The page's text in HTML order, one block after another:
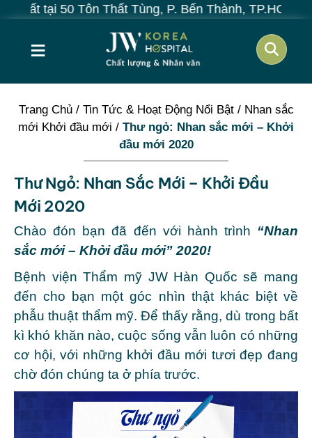
tại 50 Tôn Thất Tùng, P. Bến Thành, TP.HCM
≡
Trang Chủ/ Tin Tức & Hoạt Động Nổi Bật/ Nhan sắc
mới Khởi đầu mới / Thư ngỏ: Nhan sắc mới – Khởi
đầu mới 2020
Thư Ngỏ: Nhan Sắc Mới – Khởi Đầu
Mới 2020
Chào đón bạn đã đến với hành trình “Nhan
sắc mới – Khởi đầu mới” 2020!
Bệnh viện Thẩm mỹ JW Hàn Quốc sẽ mang
đến cho bạn một góc nhìn thật khác biệt về
phẫu thuật thẩm mỹ. Để thấy rằng, dù trong bất
kì khó khăn nào, cuộc sống vẫn luôn có những
cơ hội, với những khởi đầu mới tươi đẹp đang
chờ đón chúng ta ở phía trước.